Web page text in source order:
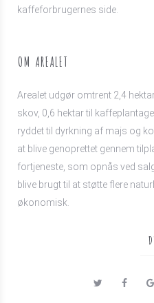
kaffeforbrugernes side.
OM AREALET
Arealet udgør omtrent 2,4
skov, 0,6 hektar til
ryddet til dyrkning af majs og
at blive genoprettet gennem
fortjeneste, som opnås ved
blive brugt til at støtte flere
økonomisk.